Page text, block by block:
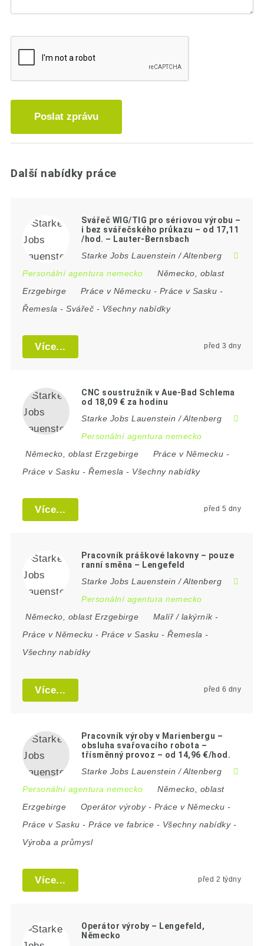
Poslat zprávu
Další nabídky práce
Svářeč WIG/TIG pro sériovou výrobu –
i bez svářečského průkazu – od 17,11
/hod. – Lauter-Bernsbach
Starke Jobs Lauenstein / Altenberg
Personální agentura nemecko
Německo
oblast
Erzgebirge
Práce v Německu - Práce v Sasku -
Řemesla -Svářeč - Všechny nabídky
Více... před 3 dny
CNC soustružník v Aue-Bad Schlema
od 18,09 € za hodinu
Starke Jobs Lauenstein / Altenberg
Personální agentura nemecko
Německo
oblast Erzgebirge Práce v Německu -
Práce v Sasku -Řemesla - Všechny nabídky
Více... před 5 dny
Pracovník práškové lakovny – pouze
ranní směna – Lengefeld
Starke Jobs Lauenstein / Altenberg
Personální agentura nemecko
Německo
oblast Erzgebirge Malíř / lakýrník-
Práce v Německu -Práce v Sasku -Řemesla -
Všechny nabídky
Více... před 6 dny
Pracovník výroby v Marienbergu –
obsluha svařovacího robota –
třísměnný provoz – od 14,96 €/hod.
Starke Jobs Lauenstein / Altenberg
Personální agentura nemecko
Německo
oblast
Erzgebirge
Operátor výroby- Práce v Německu -
Práce v Sasku -Práce ve fabrice - Všechny nabídky-
Výroba a průmysl
Více... před 2 týdny
Operátor výroby – Lengefeld,
Německo